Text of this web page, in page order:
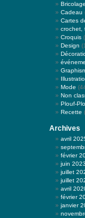
Bricolage
Cadeau
Cartes
crochet,
Croquis
Design
Mode
Non
Plouf-
Recette
Archives
avril
février
juin 2023
juillet
juillet
avril
février
janvier